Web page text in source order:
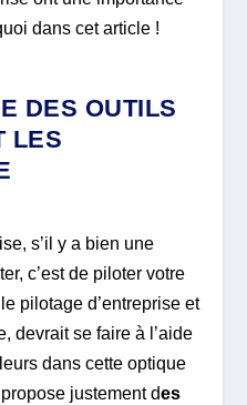
dans cet article !
DES OUTILS
LES
s’il y a bien une
c’est de piloter votre
pilotage d’entreprise et
devrait se faire à l’aide
dans cette optique
propose justement des